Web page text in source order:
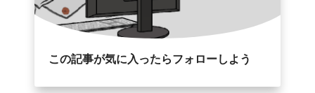
この記事が気に入ったらフォローしよう